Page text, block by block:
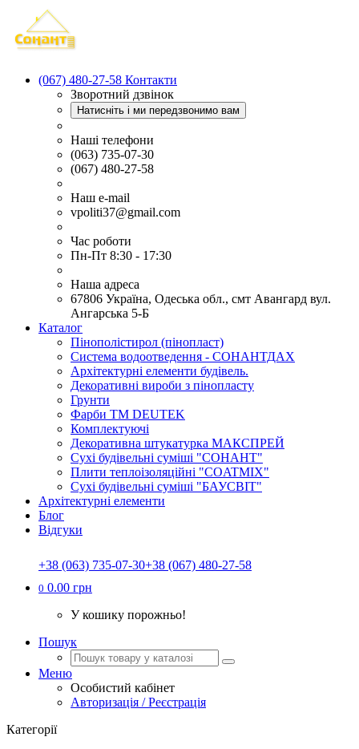
(067) 480-27-58 Контакти
Зворотний дзвінок
Натисніть і ми передзвонимо вам
Наші телефони
(063) 735-07-30
(067) 480-27-58
Наш e-mail
vpoliti37@gmail.com
Час роботи
Пн-Пт 8:30 - 17:30
Наша адреса
67806 Україна, Одеська обл., смт Авангард вул.
Ангарська 5-Б
Каталог
Пінополістирол (пінопласт)
Система водоотведення - СОНАНТДАХ
Архітектурні елементи будівель.
Декоративні вироби з пінопласту
Грунти
Фарби ТМ DEUTEK
Комплектуючі
Декоративна штукатурка МАКСПРЕЙ
Сухі будівельні суміші "СОНАНТ"
Плити теплоізоляційні "COATMIX"
Сухі будівельні суміші "БАУСВІТ"
Архітектурні елементи
Блог
Відгуки
+38 (063) 735-07-30+38 (067) 480-27-58
0 0.00 грн
У кошику порожньо!
Пошук
Меню
Особистий кабінет
Авторизація / Реєстрація
Категорії